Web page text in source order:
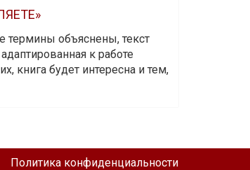
термины объяснены, текст
к работе
книга будет интересна и тем,
Политика конфиденциальности